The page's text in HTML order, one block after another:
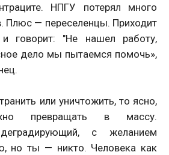
НПГУ потерял много
Плюс — переселенцы. Приходит
говорит: "Не нашел работу,
дело мы пытаемся помочь»,
или уничтожить, то ясно,
превращать в массу.
с желанием
но ты — никто. Человека как